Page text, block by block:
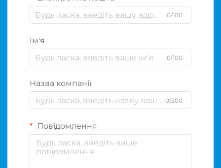
0/100
Ім'я
0/100
Назва компанії
0/200
Повідомлення